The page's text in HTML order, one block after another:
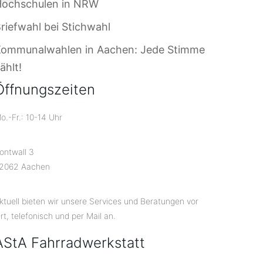
in NRW
bei Stichwahl
in Aachen: Jede Stimme
Fr.: 10-14 Uhr
3
Aachen
bieten wir unsere Services und Beratungen vor
telefonisch und per Mail an.
Fahrradwerkstatt